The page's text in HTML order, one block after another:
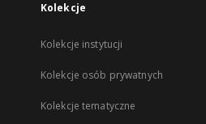
Kolekcje
Kolekcje instytucji
Kolekcje osób prywatnych
Kolekcje tematyczne